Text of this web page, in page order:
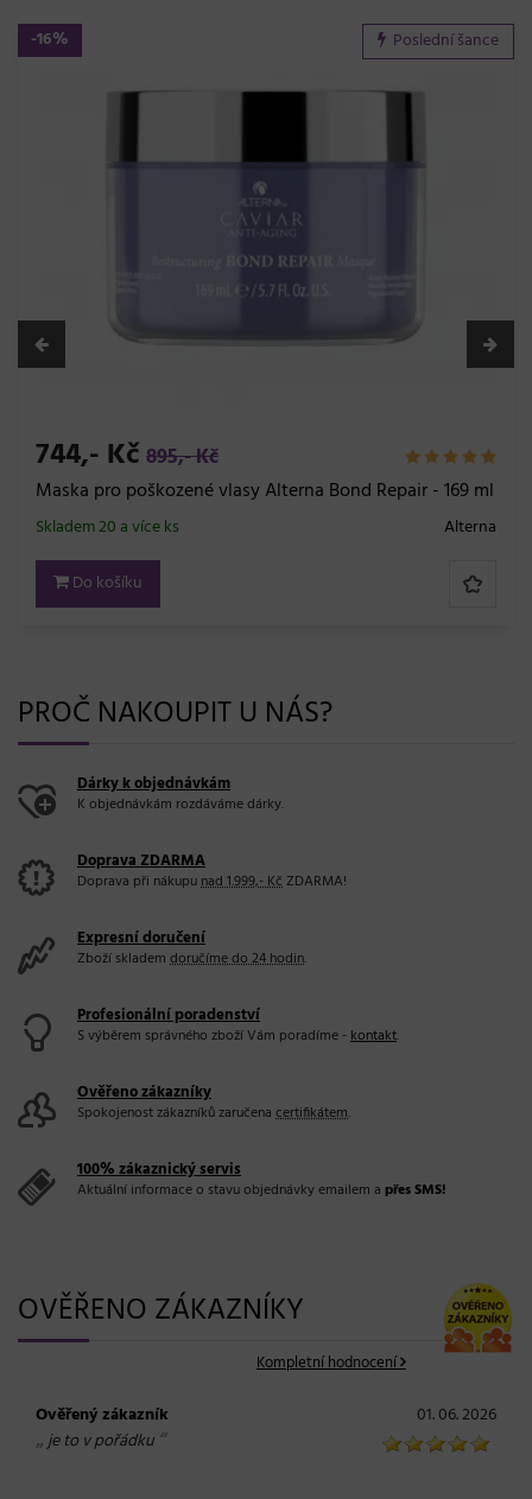
-16% Poslední šance
744,- Kč 895,- Kč
Maska pro poškozené vlasy Alterna Bond Repair - 169 ml
Alterna
Skladem 20 a více ks
Do košíku
PROČ NAKOUPIT U NÁS?
Dárky k objednávkám
K objednávkám rozdáváme dárky.
Doprava ZDARMA
Doprava při nákupunad 1.999,- KčZDARMA!
Expresní doručení
Zboží skladem doručíme do 24 hodin.
Profesionální poradenství
S výběrem správného zboží Vám poradíme -kontakt.
Ověřeno zákazníky
Spokojenost zákazníků zaručena certifikátem.
100% zákaznický servis
Aktuální informace o stavu objednávky emailem a přes SMS!
OVĚŘENO ZÁKAZNÍKY
Kompletní hodnocení
Ověřený zákazník 01. 06. 2026
„je to v pořádku “